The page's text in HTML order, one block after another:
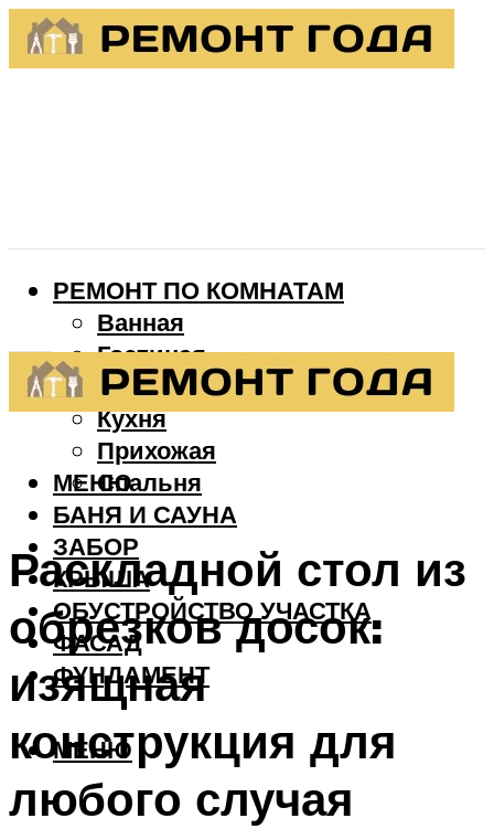
РЕМОНТ ПО КОМНАТАМ
Ванная
Гостиная
Детская
Кухня
Прихожая
Спальня
БАНЯ И САУНА
ЗАБОР
КРЫША
ОБУСТРОЙСТВО УЧАСТКА
ФАСАД
ФУНДАМЕНТ
МЕНЮ
МЕНЮ
Раскладной стол из
обрезков досок:
изящная
конструкция для
любого случая